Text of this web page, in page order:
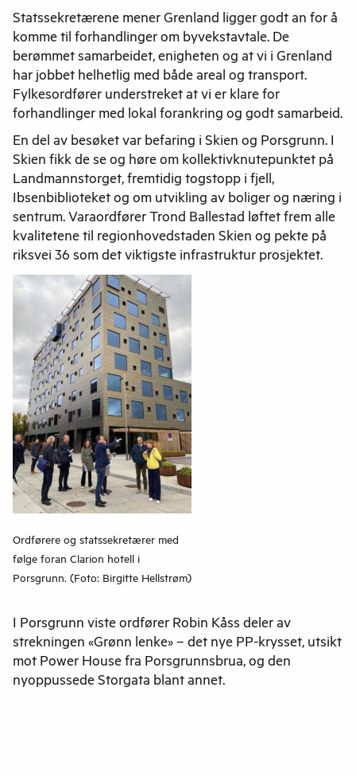
Statssekretærene mener Grenland ligger godt an for å
komme til forhandlinger om byvekstavtale. De
berømmet samarbeidet, enigheten og at vi i Grenland
har jobbet helhetlig med både areal og transport.
Fylkesordfører understreket at vi er klare for
forhandlinger med lokal forankring og godt samarbeid.
En del av besøket var befaring i Skien og Porsgrunn. I
Skien fikk de se og høre om kollektivknutepunktet på
Landmannstorget, fremtidig togstopp i fjell,
Ibsenbiblioteket og om utvikling av boliger og næring i
sentrum. Varaordfører Trond Ballestad løftet frem alle
kvalitetene til regionhovedstaden Skien og pekte på
riksvei 36 som det viktigste infrastruktur prosjektet.
Ordførere og statssekretærer med
følge foran Clarion hotell i
Porsgrunn. (Foto: Birgitte Hellstrøm)
I Porsgrunn viste ordfører Robin Kåss deler av
strekningen «Grønn lenke» – det nye PP-krysset, utsikt
mot Power House fra Porsgrunnsbrua, og den
nyoppussede Storgata blant annet.